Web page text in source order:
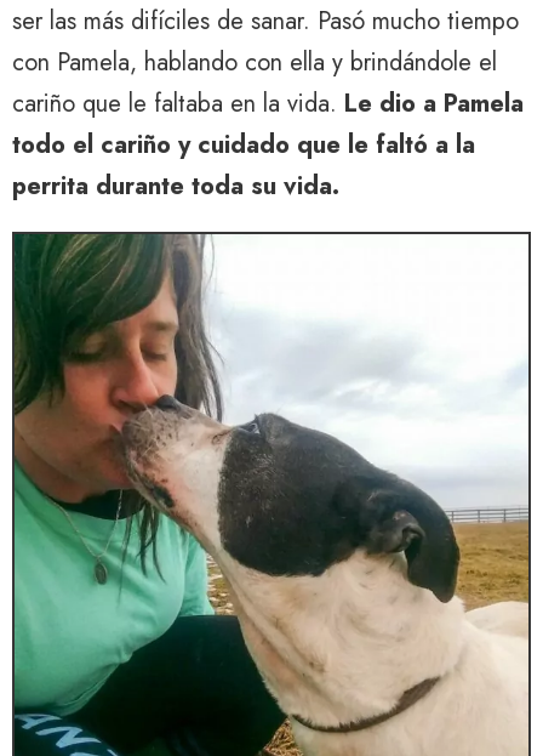
ser las más difíciles de sanar. Pasó mucho tiempo
con Pamela, hablando con ella y brindándole el
cariño que le faltaba en la vida. Le dio a Pamela
todo el cariño y cuidado que le faltó a la
perrita durante toda su vida.